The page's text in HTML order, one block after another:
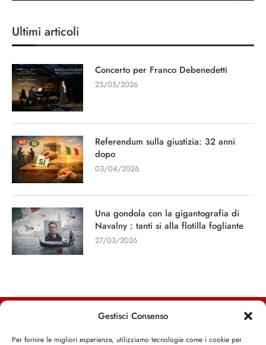
Gestisci Consenso
Per fornire le migliori esperienze, utilizziamo tecnologie come i cookie per
Ultimi articoli
Concerto per Franco Debenedetti
25/05/2026
Referendum sulla giustizia: 32 anni
dopo
03/04/2026
Una gondola con la gigantografia di
Navalny : tanti si alla flotilla fogliante
27/03/2026